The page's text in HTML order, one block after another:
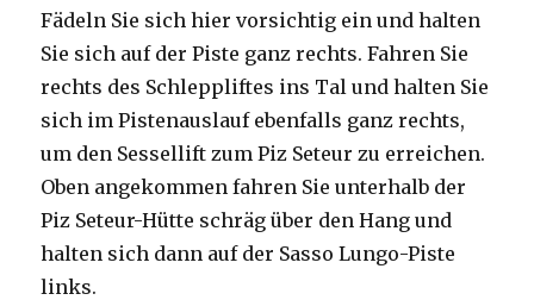
Fädeln Sie sich hier vorsichtig ein und halten
Sie sich auf der Piste ganz rechts. Fahren Sie
rechts des Schleppliftes ins Tal und halten Sie
sich im Pistenauslauf ebenfalls ganz rechts,
um den Sessellift zum Piz Seteur zu erreichen.
Oben angekommen fahren Sie unterhalb der
Piz Seteur-Hütte schräg über den Hang und
halten sich dann auf der Sasso Lungo-Piste
links.